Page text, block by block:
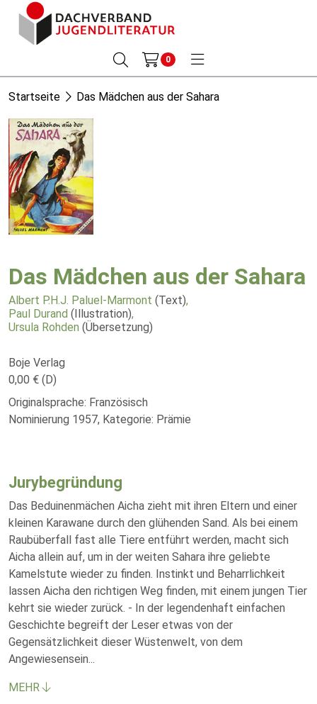
0
Startseite Das Mädchen aus der Sahara
Das Mädchen aus der Sahara
Albert P.H.J. Paluel-Marmont (Text),
Paul Durand (Illustration),
Ursula Rohden (Übersetzung)
Boje Verlag
0,00 € (D)
Originalsprache: Französisch
Nominierung 1957, Kategorie: Prämie
Jurybegründung
Das Beduinenmächen Aicha zieht mit ihren Eltern und einer
kleinen Karawane durch den glühenden Sand. Als bei einem
Raubüberfall fast alle Tiere entführt werden, macht sich
Aicha allein auf, um in der weiten Sahara ihre geliebte
Kamelstute wieder zu finden. Instinkt und Beharrlichkeit
lassen Aicha den richtigen Weg finden, mit einem jungen Tier
kehrt sie wieder zurück. - In der legendenhaft einfachen
Geschichte begreift der Leser etwas von der
Gegensätzlichkeit dieser Wüstenwelt, von dem
Angewiesensein...
MEHR